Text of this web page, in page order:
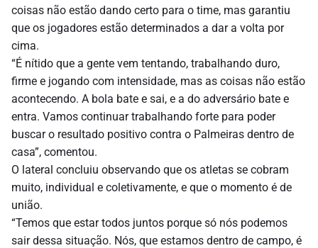
coisas não estão dando certo para o time, mas garantiu
que os jogadores estão determinados a dar a volta por
cima.
“É nítido que a gente vem tentando, trabalhando duro,
firme e jogando com intensidade, mas as coisas não estão
acontecendo. A bola bate e sai, e a do adversário bate e
entra. Vamos continuar trabalhando forte para poder
buscar o resultado positivo contra o Palmeiras dentro de
casa”, comentou.
O lateral concluiu observando que os atletas se cobram
muito, individual e coletivamente, e que o momento é de
união.
“Temos que estar todos juntos porque só nós podemos
sair dessa situação. Nós, que estamos dentro de campo, é